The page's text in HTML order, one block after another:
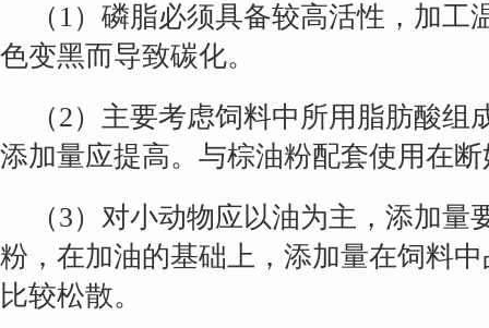
（1）磷脂必须具备较高活性，加
色变黑而导致碳化。
（2）主要考虑饲料中所用脂肪酸
添加量应提高。与棕油粉配套使用在
（3）对小动物应以油为主，添加
粉，在加油的基础上，添加量在饲料
比较松散。